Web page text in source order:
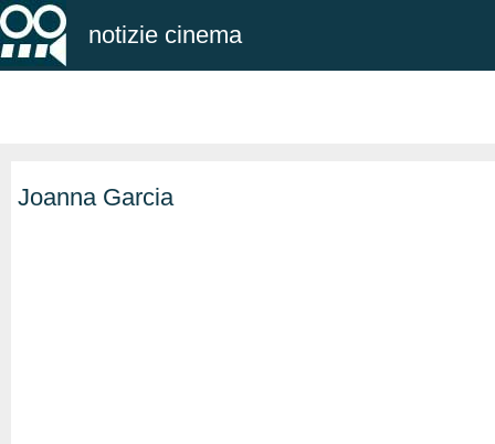
notizie cinema
Joanna Garcia